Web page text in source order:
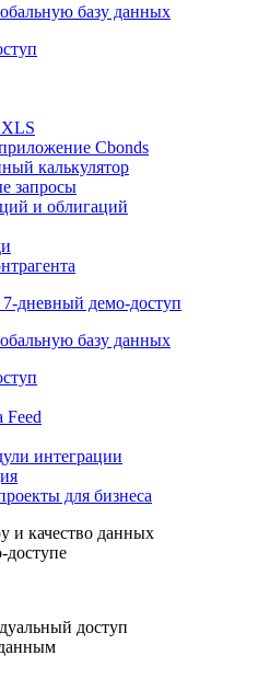
базу данных
Cbonds
калькулятор
запросы
и облигаций
7-дневный демо-доступ
базу данных
Feed
интеграции
для бизнеса
и качество данных
доступ